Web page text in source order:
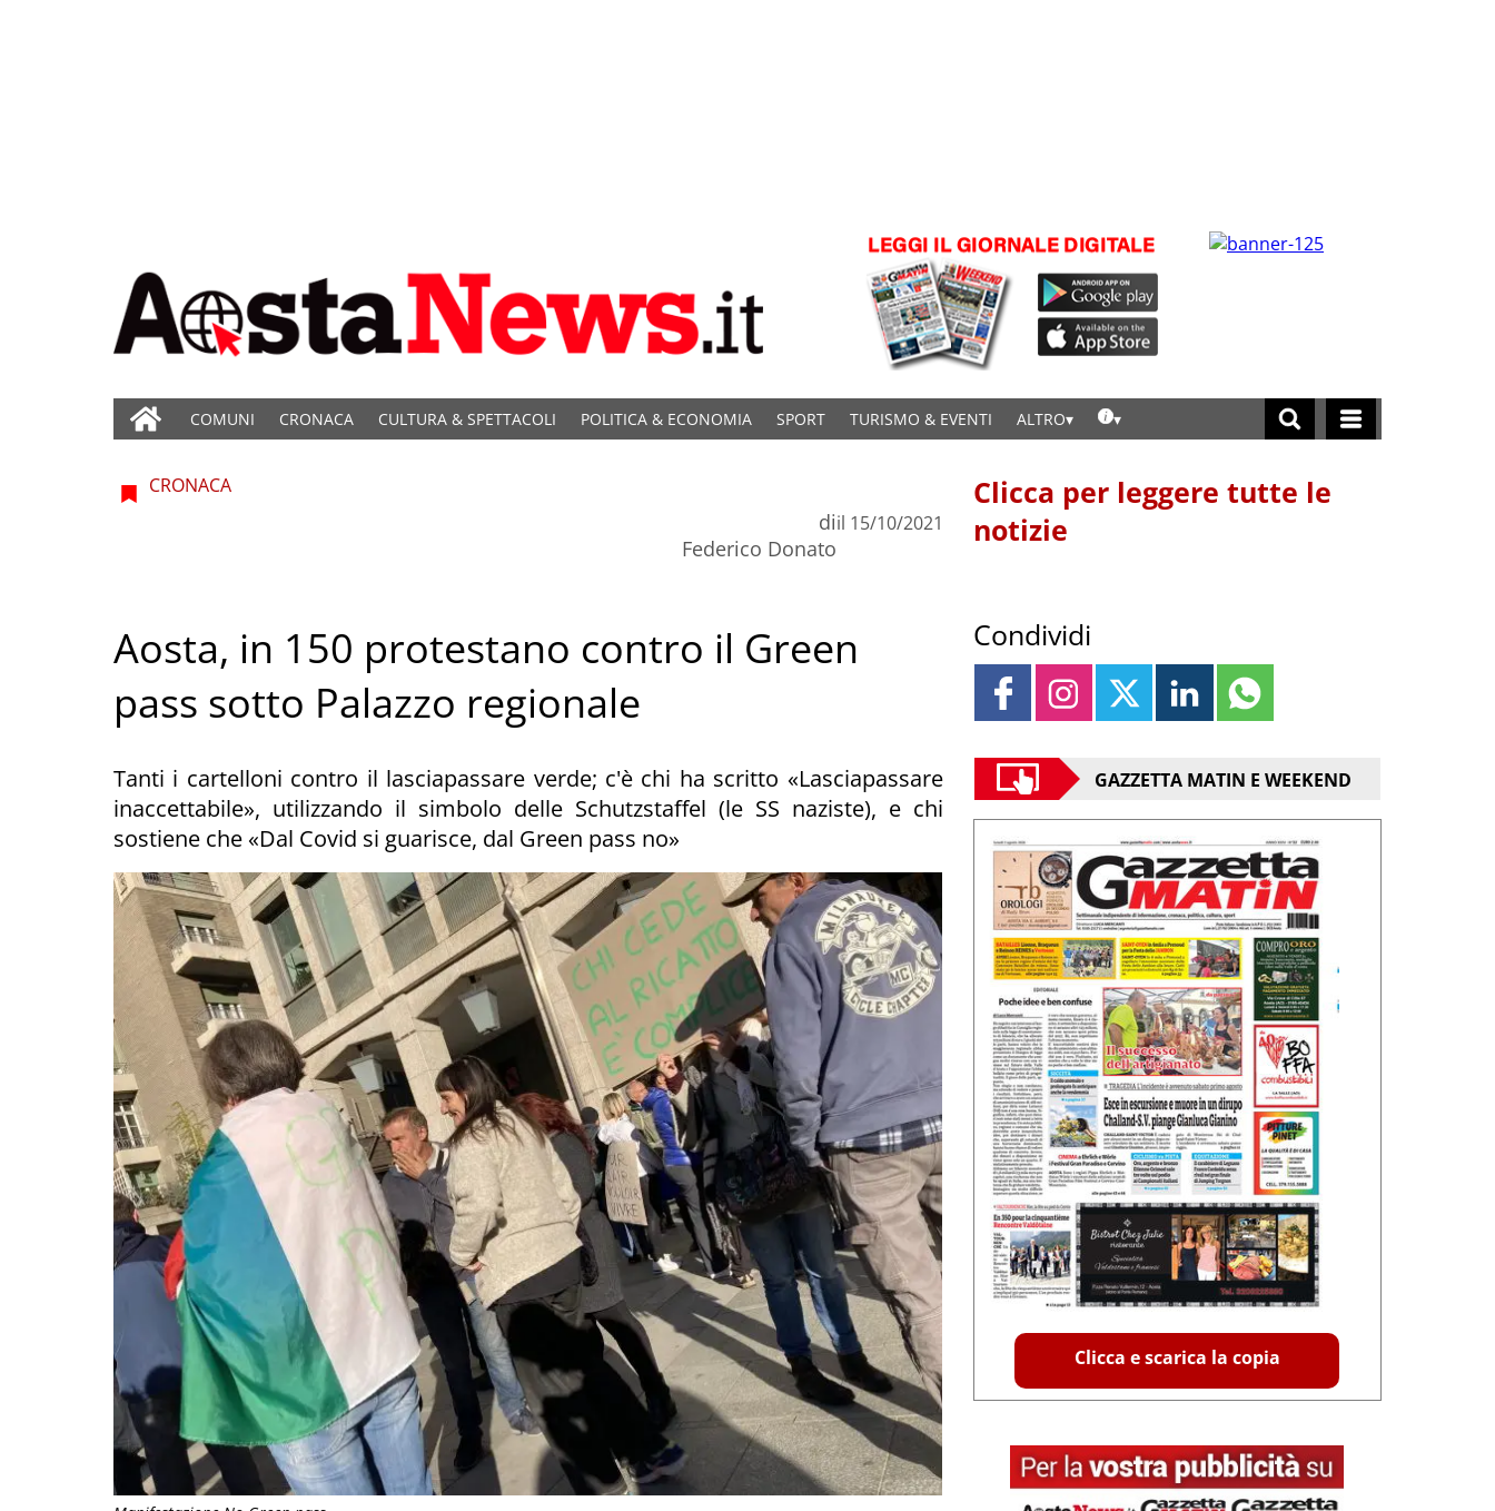
COMUNI CRONACA CULTURA & SPETTACOLI POLITICA & ECONOMIA SPORT TURISMO & EVENTI ALTRO
CRONACA
di
Federico Donato
il 15/10/2021
Aosta, in 150 protestano contro il Green
pass sotto Palazzo regionale
Tanti i cartelloni contro il lasciapassare verde; c'è chi ha scritto «Lasciapassare
inaccettabile», utilizzando il simbolo delle Schutzstaffel (le SS naziste), e chi
sostiene che «Dal Covid si guarisce, dal Green pass no»
Clicca per leggere tutte le
notizie
Condividi
GAZZETTA MATIN E WEEKEND
Clicca e scarica la copia